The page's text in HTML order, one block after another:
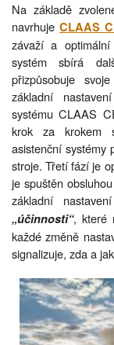
Na základě
navrhuje CLAAS
závaží a
systém sbírá
přizpůsobuje
základní
systému CLAAS
krok za krokem
asistenční systémy
stroje. Třetí fází je
je spuštěn
základní
„účinnosti“, které
každé změně
signalizuje, zda a